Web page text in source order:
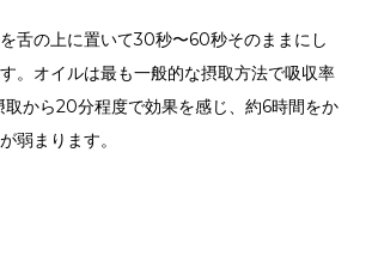
舌の上に置いて30秒〜60秒そのままにし
。オイルは最も一般的な摂取方法で吸収率
取から20分程度で効果を感じ、約6時間をか
弱まります。